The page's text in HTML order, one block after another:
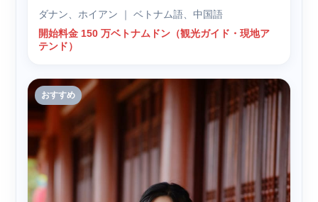
ダナン、ホイアン ｜ ベトナム語、中国語
開始料金 150 万ベトナムドン（観光ガイド・現地ア
テンド）
おすすめ